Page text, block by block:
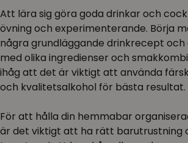
Att lära sig göra goda drinkar och
övning och experimenterande. Börja
några grundläggande drinkrecept
med olika ingredienser och
ihåg att det är viktigt att använda
och kvalitetsalkohol för bästa resultat.
För att hålla din hemmabar
är det viktigt att ha rätt barutrustning